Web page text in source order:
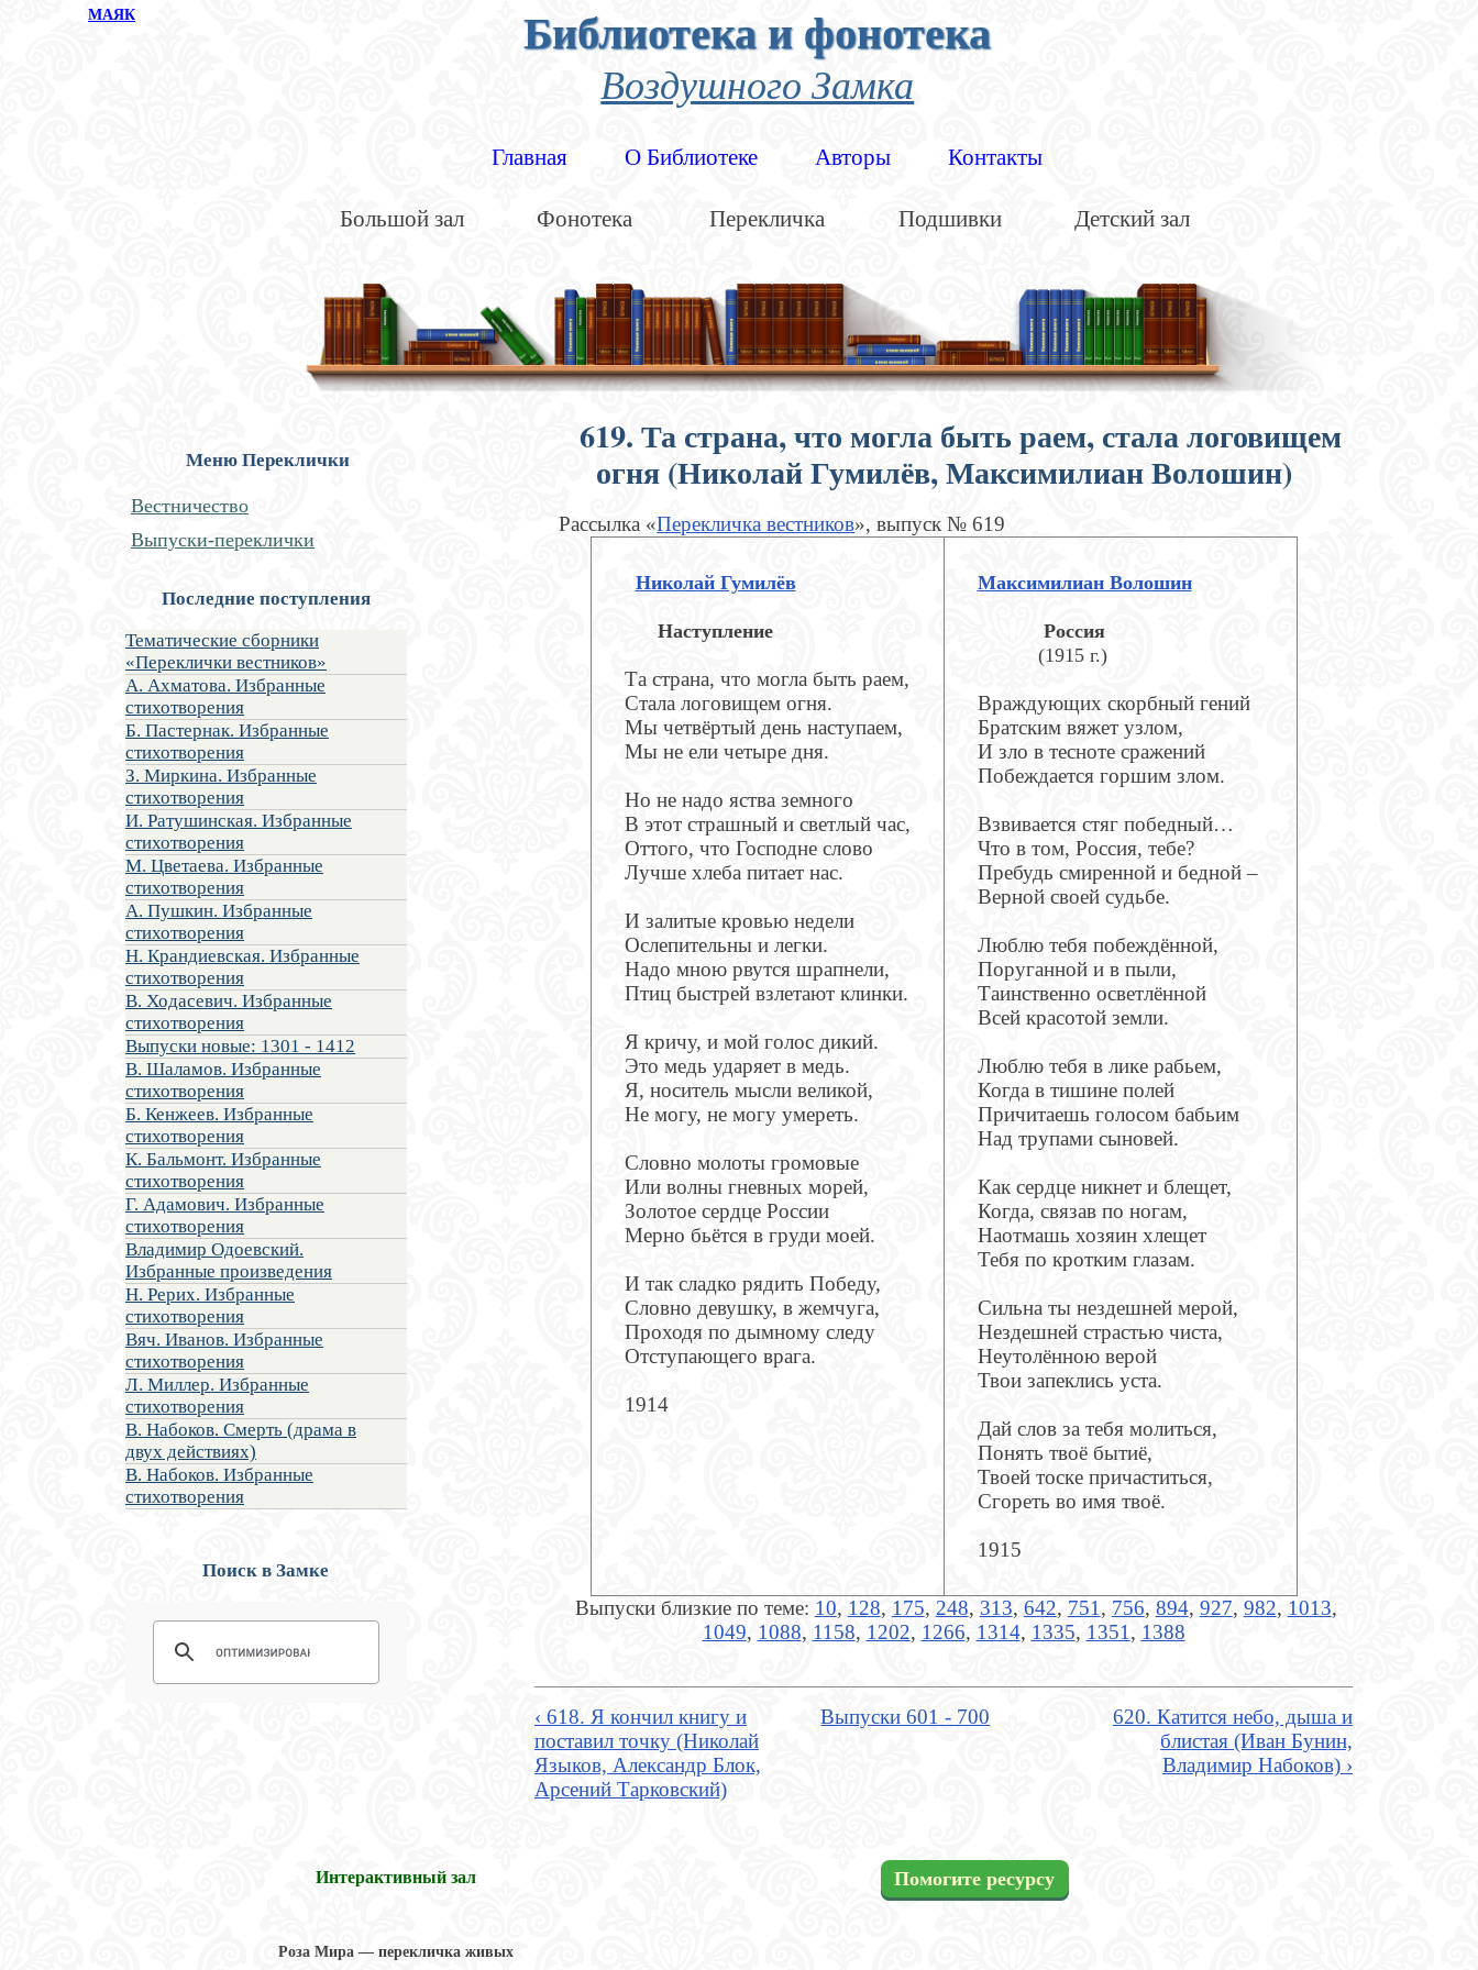
МАЯК Библиотека и фонотека
Воздушного Замка
Главная О Библиотеке Авторы Контакты
Большой зал Фонотека Перекличка Подшивки Детский зал
Меню Переклички
Вестничество
Выпуски-переклички
Последние поступления
Тематические сборники
«Переклички вестников»
А. Ахматова. Избранные
стихотворения
Б. Пастернак. Избранные
стихотворения
З. Миркина. Избранные
стихотворения
И. Ратушинская. Избранные
стихотворения
М. Цветаева. Избранные
стихотворения
А. Пушкин. Избранные
стихотворения
Н. Крандиевская. Избранные
стихотворения
В. Ходасевич. Избранные
стихотворения
Выпуски новые: 1301 - 1412
В. Шаламов. Избранные
стихотворения
Б. Кенжеев. Избранные
стихотворения
К. Бальмонт. Избранные
стихотворения
Г. Адамович. Избранные
стихотворения
Владимир Одоевский.
Избранные произведения
Н. Рерих. Избранные
стихотворения
Вяч. Иванов. Избранные
стихотворения
Л. Миллер. Избранные
стихотворения
В. Набоков. Смерть (драма в
двух действиях)
В. Набоков. Избранные
стихотворения
Поиск в Замке
619. Та страна, что могла быть раем, стала логовищем
огня (Николай Гумилёв, Максимилиан Волошин)
Рассылка «Перекличка вестников», выпуск № 619
Николай Гумилёв
Наступление
Та страна, что могла быть раем,
Стала логовищем огня.
Мы четвёртый день наступаем,
Мы не ели четыре дня.
Но не надо яства земного
В этот страшный и светлый час,
Оттого, что Господне слово
Лучше хлеба питает нас.
И залитые кровью недели
Ослепительны и легки.
Надо мною рвутся шрапнели,
Птиц быстрей взлетают клинки.
Я кричу, и мой голос дикий.
Это медь ударяет в медь.
Я, носитель мысли великой,
Не могу, не могу умереть.
Словно молоты громовые
Или волны гневных морей,
Золотое сердце России
Мерно бьётся в груди моей.
И так сладко рядить Победу,
Словно девушку, в жемчуга,
Проходя по дымному следу
Отступающего врага.
1914
Максимилиан Волошин
Россия
(1915 г.)
Враждующих скорбный гений
Братским вяжет узлом,
И зло в тесноте сражений
Побеждается горшим злом.
Взвивается стяг победный…
Что в том, Россия, тебе?
Пребудь смиренной и бедной –
Верной своей судьбе.
Люблю тебя побеждённой,
Поруганной и в пыли,
Таинственно осветлённой
Всей красотой земли.
Люблю тебя в лике рабьем,
Когда в тишине полей
Причитаешь голосом бабьим
Над трупами сыновей.
Как сердце никнет и блещет,
Когда, связав по ногам,
Наотмашь хозяин хлещет
Тебя по кротким глазам.
Сильна ты нездешней мерой,
Нездешней страстью чиста,
Неутолённою верой
Твои запеклись уста.
Дай слов за тебя молиться,
Понять твоё бытиё,
Твоей тоске причаститься,
Сгореть во имя твоё.
1915
Выпуски близкие по теме: 10, 128, 175, 248, 313, 642, 751 , 756, 894, 927, 982, 1013,
1049, 1088, 1158, 1202, 1266, 1314, 1335, 1351 , 1388
‹ 618. Я кончил книгу и
поставил точку (Николай
Языков, Александр Блок,
Арсений Тарковский)
Выпуски 601 - 700
620. Катится небо, дыша и
блистая (Иван Бунин,
Владимир Набоков) ›
Интерактивный зал
Роза Мира — перекличка живых
Помогите ресурсу